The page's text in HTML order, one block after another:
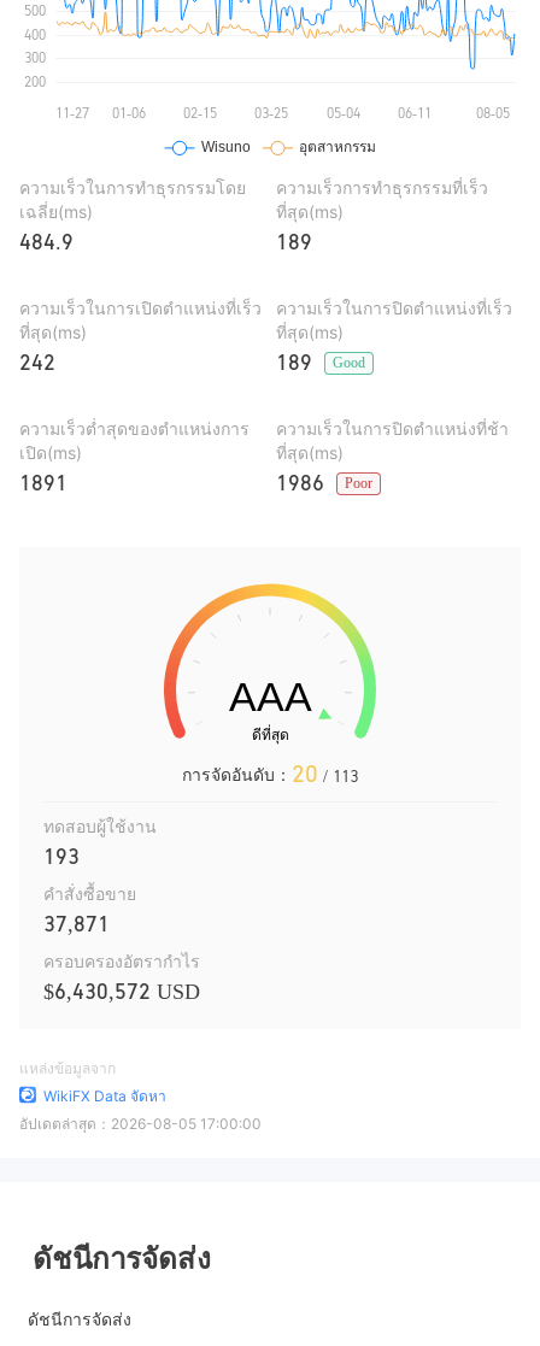
ความเร็วในการทำธุรกรรมโดย
เฉลี่ย(ms)
484.9
ความเร็วการทำธุรกรรมที่เร็ว
ที่สุด(ms)
189
ความเร็วในการเปิดตำแหน่งที่เร็ว
ที่สุด(ms)
242
ความเร็วในการปิดตำแหน่งที่เร็ว
ที่สุด(ms)
189 Good
ความเร็วต่ำสุดของตำแหน่งการ
เปิด(ms)
1891
ความเร็วในการปิดตำแหน่งที่ช้า
ที่สุด(ms)
1986 Poor
การจัดอันดับ： 20 / 113
ทดสอบผู้ใช้งาน
193
คำสั่งซื้อขาย
37,871
ครอบครองอัตรากำไร
$6,430,572 USD
แหล่งข้อมูลจาก
WikiFX Data จัดหา
อัปเดตล่าสุด： 2026-08-05 17:00:00
ดัชนีการจัดส่ง